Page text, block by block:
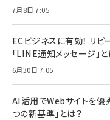
7月8日 7:05
ECビジネスに有効！ リ
「LINE通知メッセージ」と
6月30日 7:05
AI活用でWebサイトを優
つの新基準」とは？